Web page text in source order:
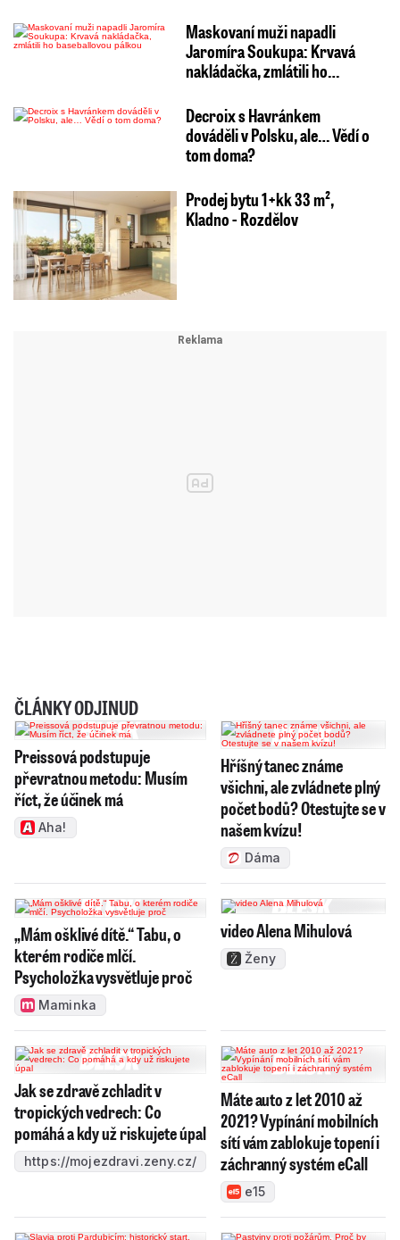
Maskovaní muži napadli
Jaromíra Soukupa: Krvavá
nakládačka, zmlátili ho…
Decroix s Havránkem
dováděli v Polsku, ale… Vědí o
tom doma?
Prodej bytu 1+kk 33 m²,
Kladno - Rozdělov
ČLÁNKY ODJINUD
Preissová podstupuje
převratnou metodu: Musím
říct, že účinek má
Aha!
Hříšný tanec známe
všichni, ale zvládnete plný
počet bodů? Otestujte se v
našem kvízu!
Dáma
„Mám ošklivé dítě.“ Tabu, o
kterém rodiče mlčí.
Psycholožka vysvětluje proč
Maminka
video Alena Mihulová
Ženy
Jak se zdravě zchladit v
tropických vedrech: Co
pomáhá a kdy už riskujete úpal
https://mojezdravi.zeny.cz/
Máte auto z let 2010 až
2021? Vypínání mobilních
sítí vám zablokuje topení i
záchranný systém eCall
e15